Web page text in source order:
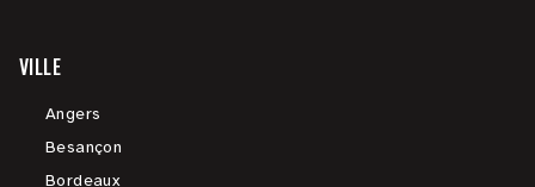
VILLE
Angers
Besançon
Bordeaux